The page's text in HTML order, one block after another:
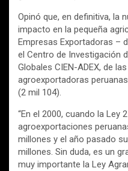
Opinó que, en definitiva, la
impacto en la pequeña
Empresas Exportadoras –
el Centro de Investigación
Globales CIEN-ADEX, de
agroexportadoras
(2 mil 104).
“En el 2000, cuando la Ley
agroexportaciones
millones y el año pasado
millones. Sin duda, es un
muy importante la Ley